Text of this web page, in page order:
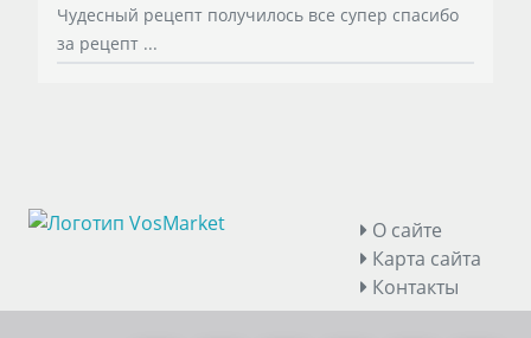
Чудесный рецепт получилось все супер спасибо
за рецепт ...
О сайте
Карта сайта
Контакты